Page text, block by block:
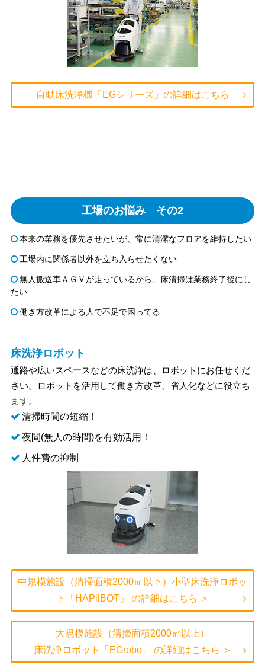
自動床洗浄機「EGシリーズ」の詳細はこちら
工場のお悩み その2
本来の業務を優先させたいが、常に清潔なフロアを維持したい
工場内に関係者以外を立ち入らせたくない
無人搬送車ＡＧＶが走っているから、床清掃は業務終了後にし
たい
働き方改革による人で不足で困ってる
床洗浄ロボット
通路や広いスペースなどの床洗浄は、ロボットにお任せくだ
さい。ロボットを活用して働き方改革、省人化などに役立ち
ます。
清掃時間の短縮！
夜間(無人の時間)を有効活用！
人件費の抑制
中規模施設（清掃面積2000㎡以下）小型床洗浄ロボッ
ト「HAPiiBOT」 の詳細はこちら ＞
大規模施設（清掃面積2000㎡以上）
床洗浄ロボット「EGrobo」 の詳細はこちら ＞